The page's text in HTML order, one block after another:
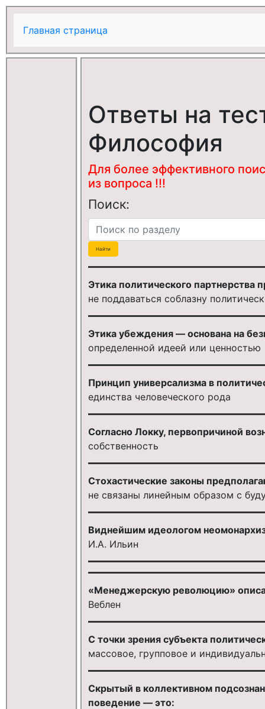
Главная страница
Ответы на
Философия
Для более эффективного
из вопроса !!!
Поиск:
Этика политического партнерства
не поддаваться соблазну
Этика убеждения — основана на
определенной идеей или ценностью
Принцип универсализма в
единства человеческого рода
Согласно Локку, первопричиной
собственность
Стохастические законы
не связаны линейным образом с
Виднейшим идеологом
И.А. Ильин
«Менеджерскую революцию»
Веблен
С точки зрения субъекта
массовое, групповое и
Скрытый в коллективном
поведение — это: